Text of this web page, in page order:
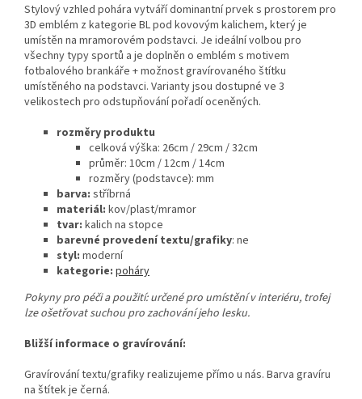
Stylový vzhled pohára vytváří dominantní prvek s prostorem pro
3D emblém z kategorie BL pod kovovým kalichem, který je
umístěn na mramorovém podstavci. Je ideální volbou pro
všechny typy sportů a je doplněn o emblém s motivem
fotbalového brankáře + možnost gravírovaného štítku
umístěného na podstavci. Varianty jsou dostupné ve 3
velikostech pro odstupňování pořadí oceněných.
rozměry produktu
celková výška: 26cm / 29cm / 32cm
průměr: 10cm / 12cm / 14cm
rozměry (podstavce): mm
barva: stříbrná
materiál: kov/plast/mramor
tvar: kalich na stopce
barevné provedení textu/grafiky: ne
styl: moderní
kategorie: poháry
Pokyny pro péči a použití: určené pro umístění v interiéru, trofej
lze ošetřovat suchou pro zachování jeho lesku.
Bližší informace o gravírování:
Gravírování textu/grafiky realizujeme přímo u nás. Barva gravíru
na štítek je černá.